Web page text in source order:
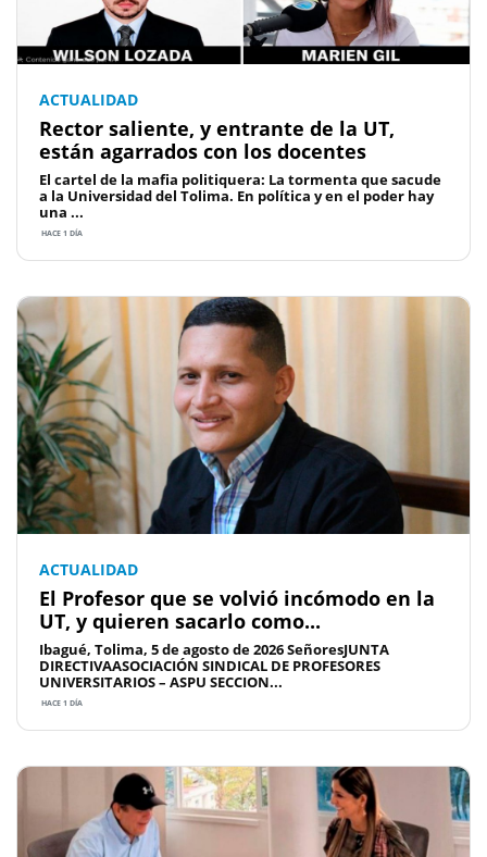
ACTUALIDAD
Rector saliente, y entrante de la UT,
están agarrados con los docentes
El cartel de la mafia politiquera: La tormenta que sacude
a la Universidad del Tolima. En política y en el poder hay
una ...
HACE 1 DÍA
ACTUALIDAD
El Profesor que se volvió incómodo en la
UT, y quieren sacarlo como...
Ibagué, Tolima, 5 de agosto de 2026 SeñoresJUNTA
DIRECTIVAASOCIACIÓN SINDICAL DE PROFESORES
UNIVERSITARIOS – ASPU SECCION...
HACE 1 DÍA